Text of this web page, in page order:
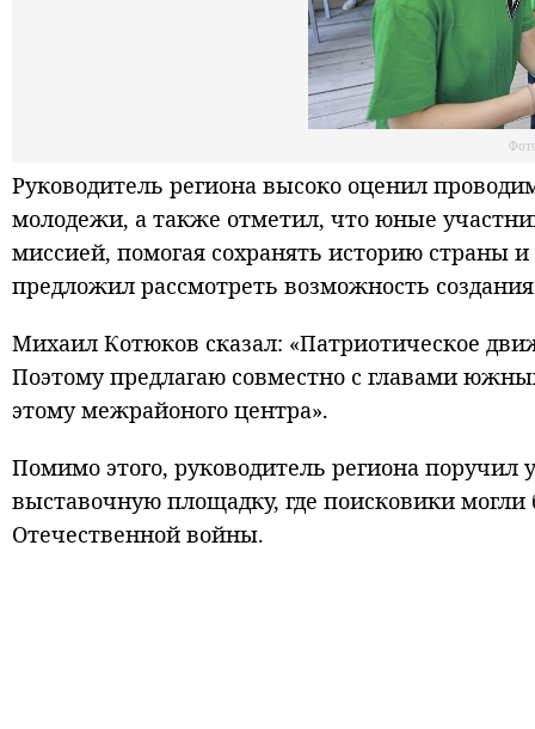
Руководитель региона высоко оценил
молодежи, а также отметил, что юные
миссией, помогая сохранять историю страны
предложил рассмотреть возможность
Михаил Котюков сказал: «Патриотическое
Поэтому предлагаю совместно с главами
этому межрайоного центра».
Помимо этого, руководитель региона
выставочную площадку, где поисковики
Отечественной войны.